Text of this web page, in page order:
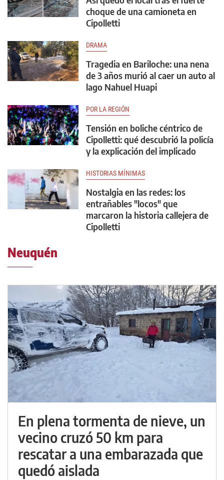
choque de una camioneta en
Cipolletti
DRAMA
Tragedia en Bariloche: una nena
de 3 años murió al caer un auto al
lago Nahuel Huapi
POR LA REGIÓN
Tensión en boliche céntrico de
Cipolletti: qué descubrió la policía
y la explicación del implicado
HISTORIAS MÍNIMAS
Nostalgia en las redes: los
entrañables "locos" que
marcaron la historia callejera de
Cipolletti
Neuquén
En plena tormenta de nieve, un
vecino cruzó 50 km para
rescatar a una embarazada que
quedó aislada